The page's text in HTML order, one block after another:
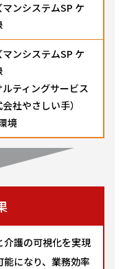
マンシステムSP ケ
マンシステムSP ケ
ルティングサービス
会社やさしい手）
境
介護の可視化を実現
になり、業務効率